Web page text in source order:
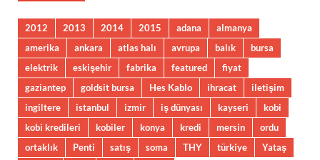
2012 2013 2014 2015 adana
almanya
amerika
ankara atlas halı avrupa balık
bursa
elektrik
eskişehir fabrika featured
fiyat
gaziantep
goldsit bursa Hes Kablo ihracat
iletişim
ingiltere
istanbul izmir iş dünyası kayseri
kobi
kobi kredileri
kobiler konya kredi mersin
ordu
ortaklık
Penti satış soma THY türkiye Yataş